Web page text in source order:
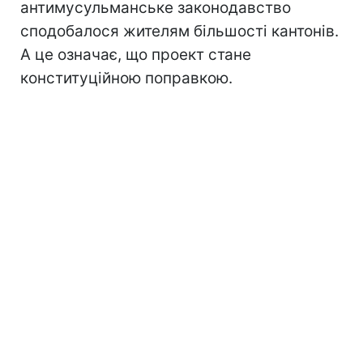
антимусульманське законодавство
сподобалося жителям більшості кантонів.
А це означає, що проект стане
конституційною поправкою.